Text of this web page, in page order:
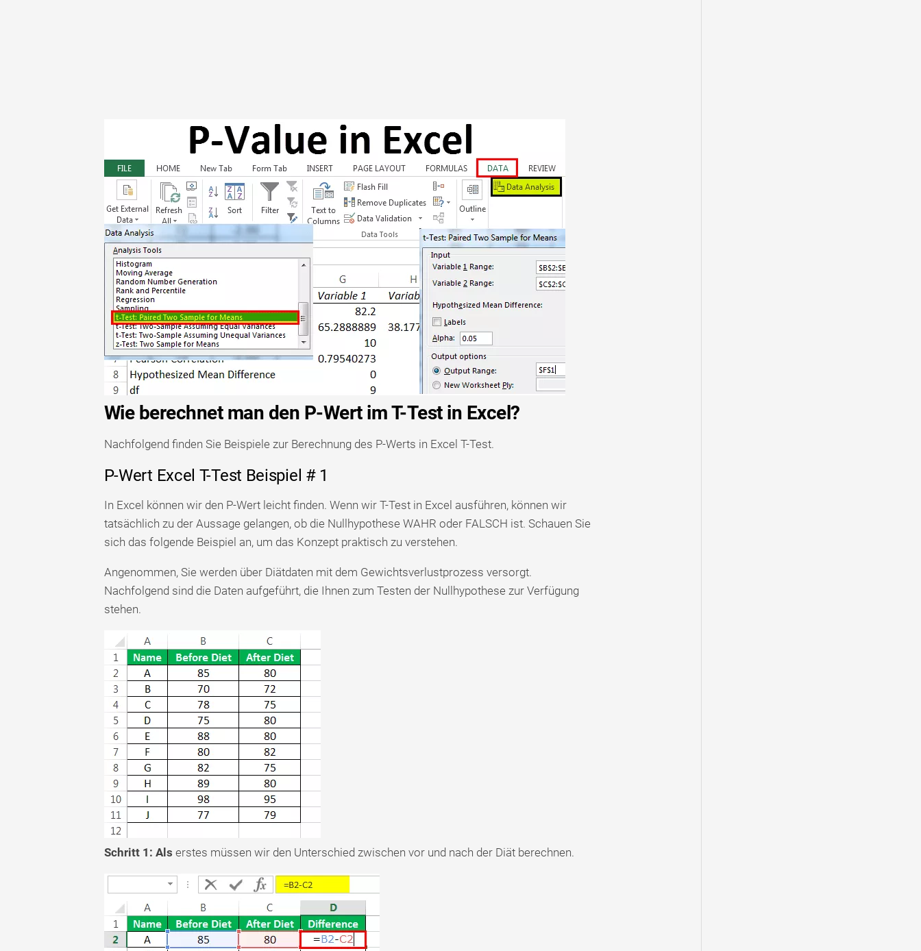
Wie berechnet man den P-Wert im T-Test in Excel?
Nachfolgend finden Sie Beispiele zur Berechnung des P-Werts in Excel T-Test.
P-Wert Excel T-Test Beispiel # 1
In Excel können wir den P-Wert leicht finden. Wenn wir T-Test in Excel ausführen, können wir
tatsächlich zu der Aussage gelangen, ob die Nullhypothese WAHR oder FALSCH ist. Schauen Sie
sich das folgende Beispiel an, um das Konzept praktisch zu verstehen.
Angenommen, Sie werden über Diätdaten mit dem Gewichtsverlustprozess versorgt.
Nachfolgend sind die Daten aufgeführt, die Ihnen zum Testen der Nullhypothese zur Verfügung
stehen.
Schritt 1: Als erstes müssen wir den Unterschied zwischen vor und nach der Diät berechnen.